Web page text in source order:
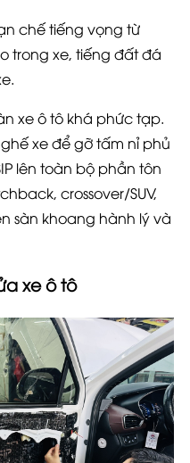
chế tiếng vọng từ
trong xe, tiếng đất đá
xe ô tô khá phức tạp.
xe để gỡ tấm nỉ phủ
lên toàn bộ phần tôn
crossover/SUV,
sàn khoang hành lý và
xe ô tô